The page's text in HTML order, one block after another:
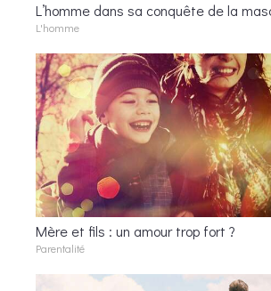
L’homme dans sa conquête de la
L'homme
Mère et fils : un amour trop fort ?
Parentalité